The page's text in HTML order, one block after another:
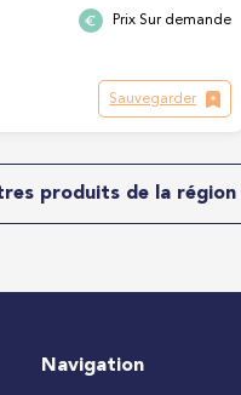
Prix Sur demande
Sauvegarder
produits de la région
Navigation